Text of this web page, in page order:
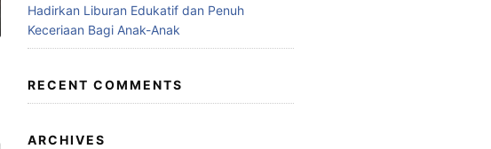
Hadirkan Liburan Edukatif dan Penuh
Keceriaan Bagi Anak-Anak
RECENT COMMENTS
ARCHIVES